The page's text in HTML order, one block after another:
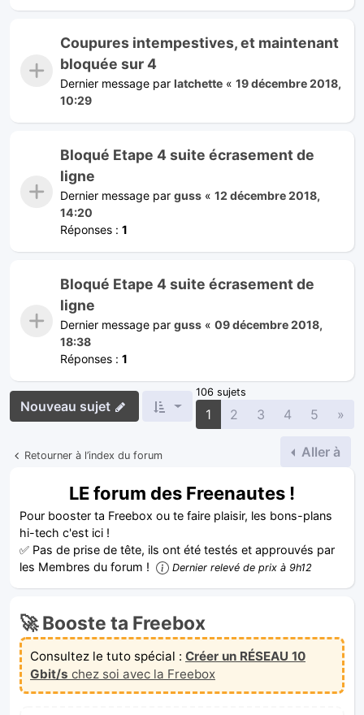
Coupures intempestives, et maintenant
bloquée sur 4
Dernier message par latchette « 19 décembre 2018,
10:29
Bloqué Etape 4 suite écrasement de
ligne
Dernier message par guss « 12 décembre 2018,
14:20
Réponses : 1
Bloqué Etape 4 suite écrasement de
ligne
Dernier message par guss « 09 décembre 2018,
18:38
Réponses : 1
Nouveau sujet
106 sujets
1 2 3 4 5 »
Retourner à l’index du forum Aller à
LE forum des Freenautes !
Pour booster ta Freebox ou te faire plaisir, les bons-plans
hi-tech c'est ici !
✅ Pas de prise de tête, ils ont été testés et approuvés par
les Membres du forum !
Dernier relevé de prix à 9h12
🚀 Booste ta Freebox
Consultez le tuto spécial : Créer un RÉSEAU 10
Gbit/s chez soi avec la Freebox